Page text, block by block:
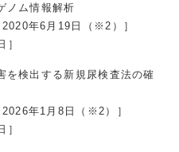
ノム情報解析
年6月19日（※2）］
を検出する新規尿検査法の確
年1月8日（※2）］